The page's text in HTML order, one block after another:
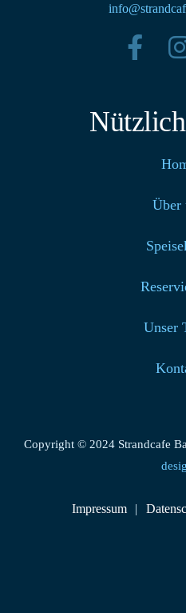
Über
Unser
Copyright © 2024 Strandcafe
Impressum